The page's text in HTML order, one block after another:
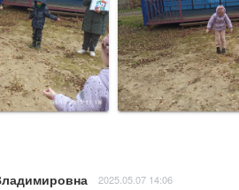
2025.05.07 14:06